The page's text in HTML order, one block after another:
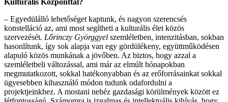
– Egyedülálló lehetőséget kaptunk, és nagyon szerencsés
konstelláció az, ami most segítheti a kulturális élet közös
szervezését. Lőrinczy Györggyel szemléletben, intenzitásban, sokban
hasonlítunk, így sok alapja van egy gördülékeny, együttműködésen
alapuló közös munkának a jövőben. Az biztos, hogy azzal a
szemléletbeli változással, ami már az elmúlt hónapokban
megmutatkozott, sokkal hatékonyabban és az erőforrásainkat sokkal
ügyesebben kihasználó módon tudunk odafordulni a
projektjeinkhez. A mostani nehéz gazdasági körülmények között ez